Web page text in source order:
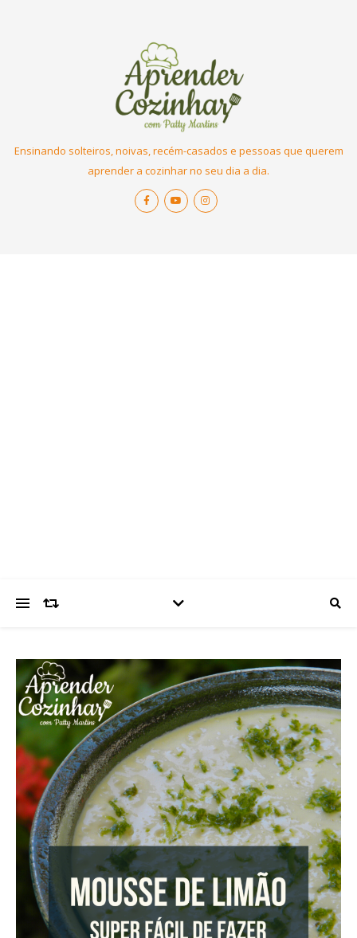
Ensinando solteiros, noivas, recém-casados e pessoas que querem
aprender a cozinhar no seu dia a dia.